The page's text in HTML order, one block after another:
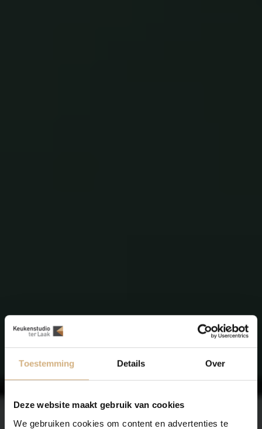
Toestemming Details Over
Deze website maakt gebruik van cookies
We gebruiken cookies om content en advertenties te